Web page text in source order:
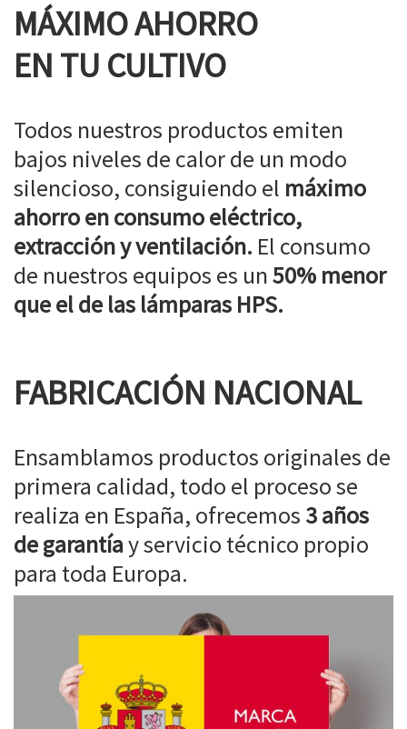
MÁXIMO AHORRO
EN TU CULTIVO
Todos nuestros productos emiten
bajos niveles de calor de un modo
silencioso, consiguiendo el máximo
ahorro en consumo eléctrico,
extracción y ventilación. El consumo
de nuestros equipos es un50% menor
que el de las lámparas HPS.
FABRICACIÓN NACIONAL
Ensamblamos productos originales de
primera calidad, todo el proceso se
realiza en España, ofrecemos 3 años
de garantíay servicio técnico propio
para toda Europa.